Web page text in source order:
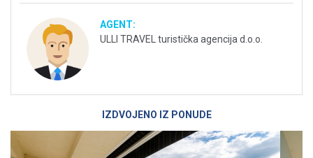
AGENT:
ULLI TRAVEL turistička agencija d.o.o.
IZDVOJENO IZ PONUDE